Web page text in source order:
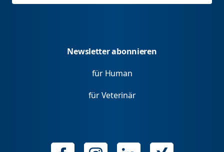
Newsletter abonnieren
für Human
für Veterinär